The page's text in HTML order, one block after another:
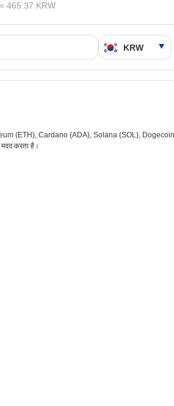
465.37 KRW
(ETH), Cardano (ADA), Solana (SOL),
करता है।